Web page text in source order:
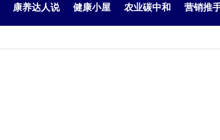
康养达人说 健康小屋 农业碳中和 营销推